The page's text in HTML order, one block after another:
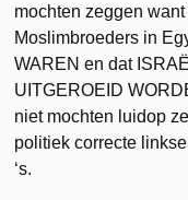
mochten zeggen
Moslimbroeders in
WAREN en dat
UITGEROEID
niet mochten luidop
politiek correcte
‘s.